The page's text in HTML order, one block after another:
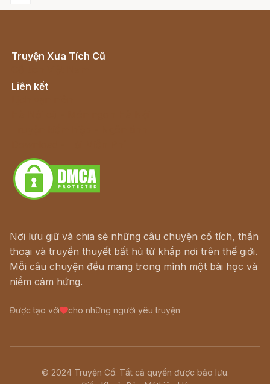
Truyện Xưa Tích Cũ
Liên kết
Nơi lưu giữ và chia sẻ những câu chuyện cổ tích, thần
thoại và truyền thuyết bất hủ từ khắp nơi trên thế giới.
Mỗi câu chuyện đều mang trong mình một bài học và
niềm cảm hứng.
Được tạo với cho những người yêu truyện
© 2024 Truyện Cổ. Tất cả quyền được bảo lưu.